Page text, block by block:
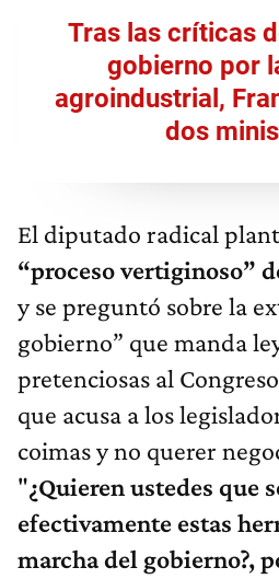
Tras las críticas
gobierno por
agroindustrial,
dos
El diputado radical
“proceso vertiginoso”
y se preguntó sobre la
gobierno” que manda
pretenciosas al
que acusa a los
coimas y no querer
"¿Quieren ustedes que
efectivamente estas
marcha del gobierno?,